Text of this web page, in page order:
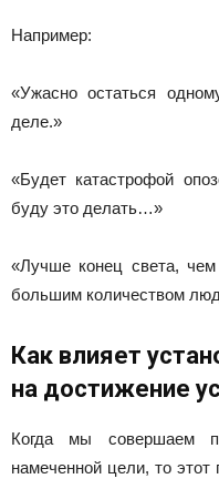
Например:
«Ужасно остаться
деле.»
«Будет катастрофой
буду это делать…»
«Лучше конец света,
большим количеством
Как влияет
на достижение
Когда мы совершаем
намеченной цели, то